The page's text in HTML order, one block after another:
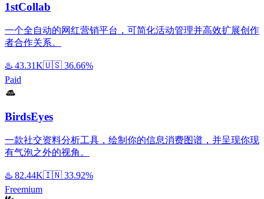
1stCollab
一个全自动的网红营销平台，可简化活动管理并高效扩展创作
者合作关系。
♨️ 43.31K🇺🇸 36.66%
Paid
BirdsEyes
一款社交资料分析工具，绘制你的信息消费图谱，并呈现你现
有气泡之外的视角。
♨️ 82.44K🇮🇳 33.92%
Freemium